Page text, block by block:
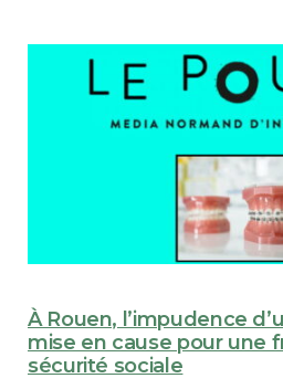
À Rouen, l’impudence
mise en cause pour une
sécurité sociale